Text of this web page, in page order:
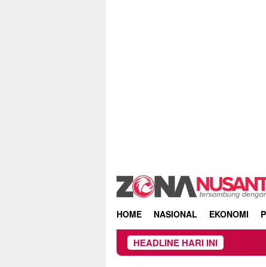
HOME NASIONAL EKONOMI
HEADLINE HARI INIOwner